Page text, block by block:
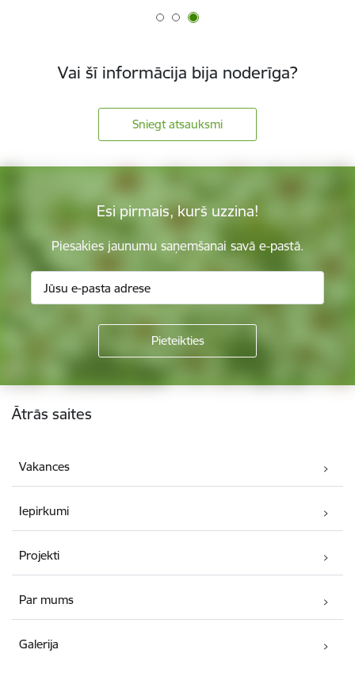
Vai šī informācija bija noderīga?
Sniegt atsauksmi
Esi pirmais, kurš uzzina!
Piesakies jaunumu saņemšanai savā e-pastā.
Kājene
Ātrās saites
Vakances
Iepirkumi
Projekti
Par mums
Galerija